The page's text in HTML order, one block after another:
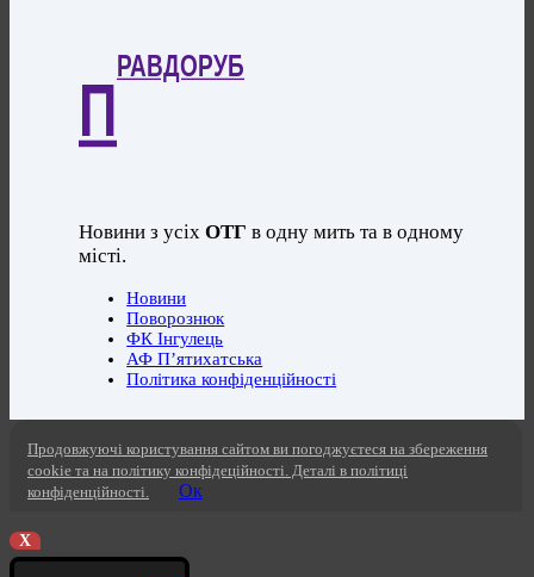
П
РАВДОРУБ
Новини з усіхОТГ в одну мить та в одному
місті.
Новини
Поворознюк
ФК Інгулець
АФ П’ятихатська
Політика конфіденційності
Продовжуючі користування сайтом ви погоджуєтеся на збереження
cookie та на політику конфідеційності. Деталі в політиці
конфіденційності.
Ок
X